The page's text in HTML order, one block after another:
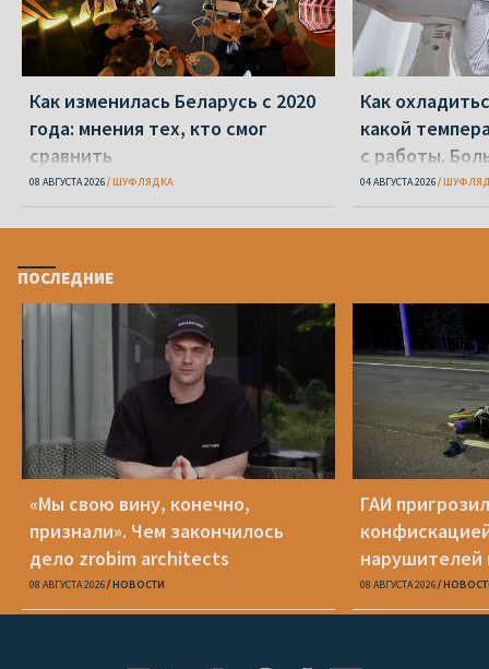
Как изменилась Беларусь с 2020
года: мнения тех, кто смог
сравнить
08 АВГУСТА 2026 ШУФЛЯДКА
Как
какой
с работы.
04 АВГУСТА 2026
ПОСЛЕДНИЕ
«Мы свою вину, конечно,
признали». Чем закончилось
дело zrobim architects
08 АВГУСТА 2026 НОВОСТИ
ГАИ
08 АВГУСТА 2026